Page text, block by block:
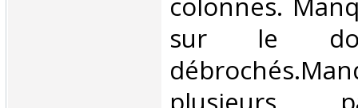
sur le